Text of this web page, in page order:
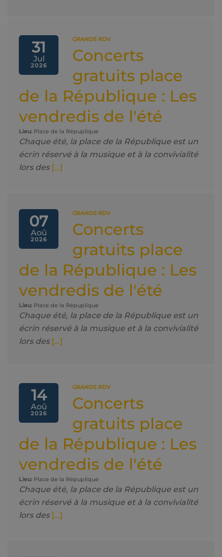
31
Jul
2026
GRANDS RDV
Concerts
gratuits place
de la République : Les
vendredis de l'été
Lieu: Place de la Répuplique
Chaque été, la place de la République est un
écrin réservé à la musique et à la convivialité
lors des [...]
07
Aoû
2026
GRANDS RDV
Concerts
gratuits place
de la République : Les
vendredis de l'été
Lieu: Place de la Répuplique
Chaque été, la place de la République est un
écrin réservé à la musique et à la convivialité
lors des [...]
14
Aoû
2026
GRANDS RDV
Concerts
gratuits place
de la République : Les
vendredis de l'été
Lieu: Place de la Répuplique
Chaque été, la place de la République est un
écrin réservé à la musique et à la convivialité
lors des [...]